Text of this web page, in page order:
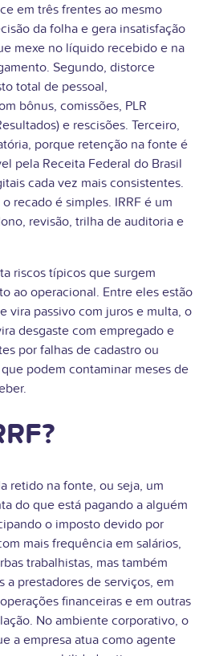
em três frentes ao mesmo
da folha e gera insatisfação
mexe no líquido recebido e na
Segundo, distorce
total de pessoal,
bônus, comissões, PLR
e rescisões. Terceiro,
porque retenção na fonte é
pela Receita Federal do Brasil
cada vez mais consistentes.
o recado é simples. IRRF é um
revisão, trilha de auditoria e
riscos típicos que surgem
ao operacional. Entre eles estão
vira passivo com juros e multa, o
desgaste com empregado e
por falhas de cadastro ou
podem contaminar meses de
retido na fonte, ou seja, um
do que está pagando a alguém
o imposto devido por
mais frequência em salários,
trabalhistas, mas também
a prestadores de serviços, em
financeiras e em outras
No ambiente corporativo, o
a empresa atua como agente